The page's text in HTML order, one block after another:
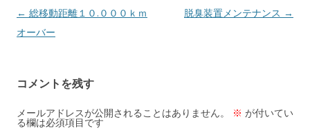
k
投稿ナビゲーション
← 総移動距離１０.０００ｋｍ
オーバー
脱臭装置メンテナンス →
コメントを残す
メールアドレスが公開されることはありません。 ※ が付いてい
る欄は必須項目です